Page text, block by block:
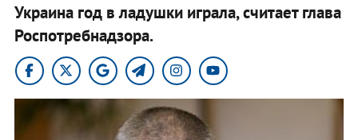
Украина год в ладушки играла, считает глава
Роспотребнадзора.